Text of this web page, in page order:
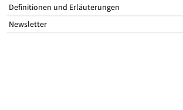
Definitionen und Erläuterungen
Newsletter